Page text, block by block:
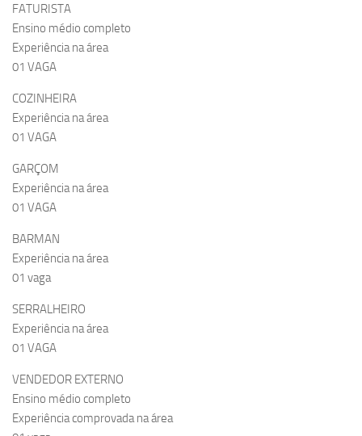
FATURISTA
Ensino médio completo
Experiência na área
01 VAGA
COZINHEIRA
Experiência na área
01 VAGA
GARÇOM
Experiência na área
01 VAGA
BARMAN
Experiência na área
01 vaga
SERRALHEIRO
Experiência na área
01 VAGA
VENDEDOR EXTERNO
Ensino médio completo
Experiência comprovada na área